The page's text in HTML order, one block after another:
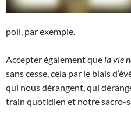
poil, par exemple.
Accepter également que la vie
sans cesse, cela par le biais
qui nous dérangent, qui
train quotidien et notre sacro-